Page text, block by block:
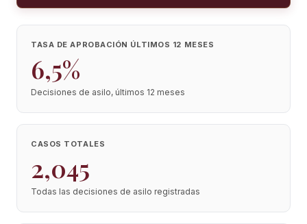
TASA DE APROBACIÓN ÚLTIMOS 12 MESES
6,5%
Decisiones de asilo, últimos 12 meses
CASOS TOTALES
2,045
Todas las decisiones de asilo registradas